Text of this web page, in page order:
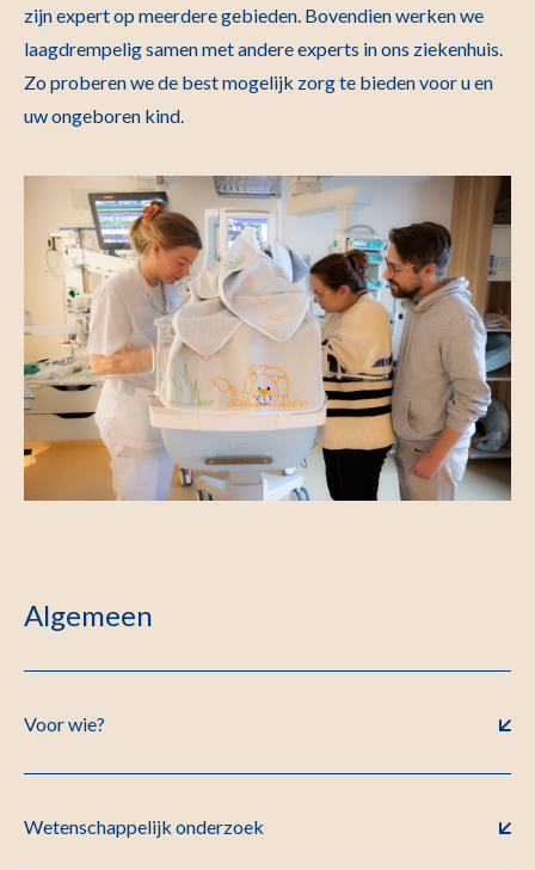
zijn expert op meerdere gebieden. Bovendien werken we
laagdrempelig samen met andere experts in ons ziekenhuis.
Zo proberen we de best mogelijk zorg te bieden voor u en
uw ongeboren kind.
Algemeen
Voor wie?
Wetenschappelijk onderzoek